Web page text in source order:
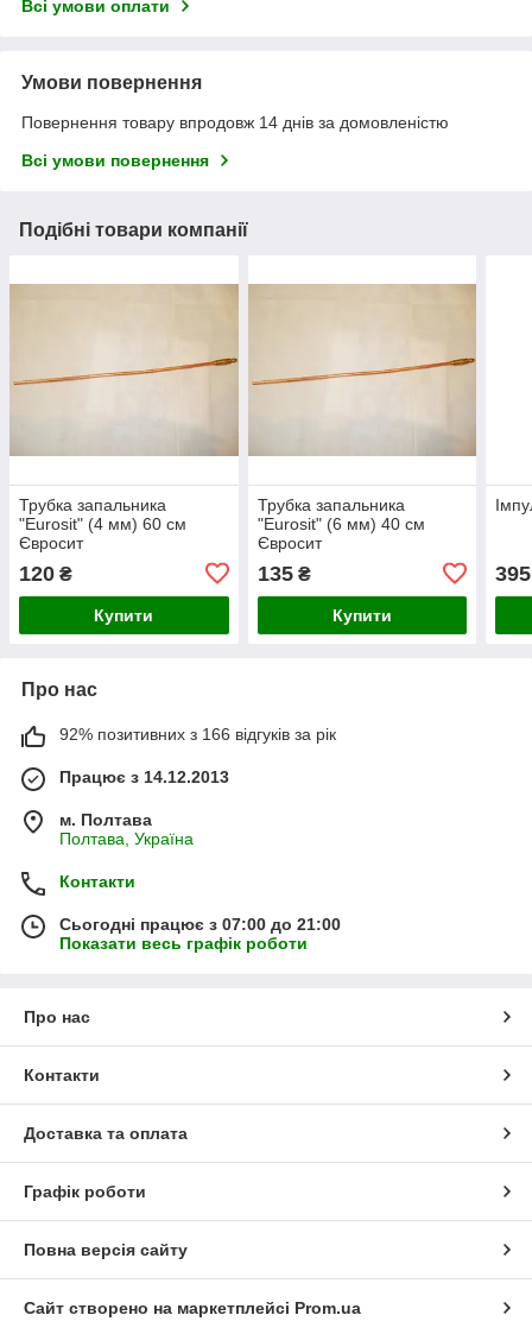
Всі умови оплати
Умови повернення
Повернення товару впродовж 14 днів за домовленістю
Всі умови повернення
Подібні товари компанії
Трубка запальника
"Eurosit" (4 мм) 60 см
Євросит
120 ₴
Купити
Трубка запальника
"Eurosit" (6 мм) 40 см
Євросит
135₴
Купити
395
Про нас
92% позитивних з 166 відгуків за рік
Працює з 14.12.2013
м. Полтава
Полтава, Україна
Контакти
Сьогодні працює з 07:00 до 21:00
Показати весь графік роботи
Про нас
Контакти
Доставка та оплата
Графік роботи
Повна версія сайту
Сайт створено на маркетплейсі Prom.ua